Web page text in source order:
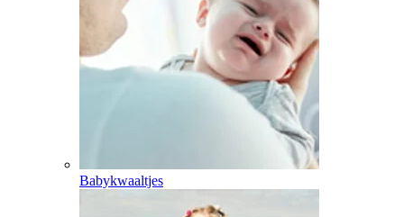
Babykwaaltjes